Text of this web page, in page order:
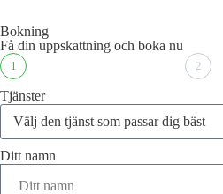
Bokning
Få din uppskattning och boka nu
1 2
Tjänster
Ditt namn